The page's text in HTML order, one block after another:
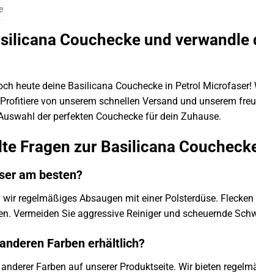
Couchecke und
heute deine Basilicana Couchecke in Petrol
von unserem schnellen Versand und unserem
der perfekten Couchecke für dein Zuhause.
Fragen zur Basilicana
am besten?
regelmäßiges Absaugen mit einer Polsterdüse.
Vermeiden Sie aggressive Reiniger und scheuernde
Farben erhältlich?
Farben auf unserer Produktseite. Wir bieten